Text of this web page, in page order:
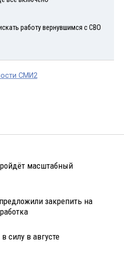
работу вернувшимся с СВО
СМИ2
масштабный
закрепить на
силу в августе